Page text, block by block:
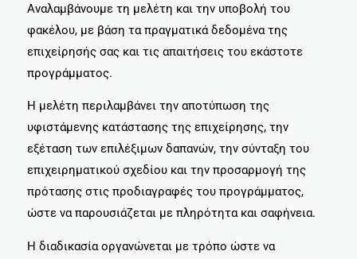
Αναλαμβάνουμε τη μελέτη και την υποβολή του
φακέλου, με βάση τα πραγματικά δεδομένα της
επιχείρησής σας και τις απαιτήσεις του εκάστοτε
προγράμματος.
Η μελέτη περιλαμβάνει την αποτύπωση της
υφιστάμενης κατάστασης της επιχείρησης, την
εξέταση των επιλέξιμων δαπανών, την σύνταξη του
επιχειρηματικού σχεδίου και την προσαρμογή της
πρότασης στις προδιαγραφές του προγράμματος,
ώστε να παρουσιάζεται με πληρότητα και σαφήνεια.
Η διαδικασία οργανώνεται με τρόπο ώστε να